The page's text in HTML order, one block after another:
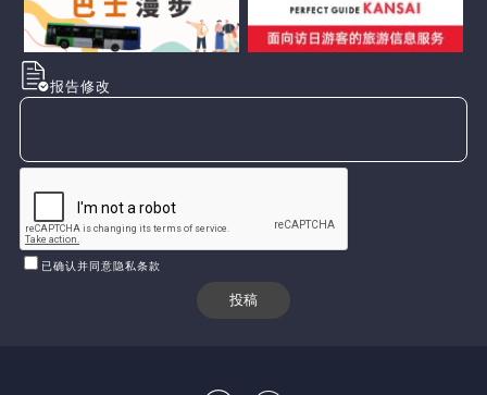
报告修改
已确认并同意隐私条款